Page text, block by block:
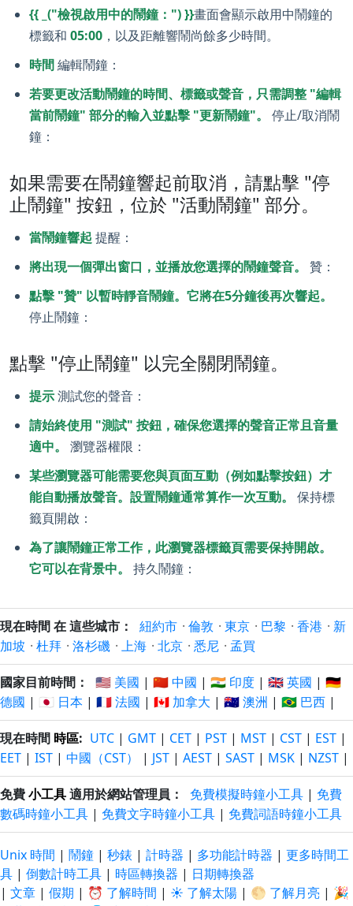
{{ _("檢視啟用中的鬧鐘：") }}畫面會顯示啟用中鬧鐘的
標籤和 05:00 ，以及距離響鬧尚餘多少時間。
時間編輯鬧鐘：
若要更改活動鬧鐘的時間、標籤或聲音，只需調整 "編輯
當前鬧鐘" 部分的輸入並點擊 "更新鬧鐘"。
停止/取消鬧
鐘：
如果需要在鬧鐘響起前取消，請點擊 "停
止鬧鐘" 按鈕，位於 "活動鬧鐘" 部分。
當鬧鐘響起 提醒：
將出現一個彈出窗口，並播放您選擇的鬧鐘聲音。
贊：
點擊 "贊" 以暫時靜音鬧鐘。它將在5分鐘後再次響起。
停止鬧鐘：
點擊 "停止鬧鐘" 以完全關閉鬧鐘。
提示測試您的聲音：
請始終使用 "測試" 按鈕，確保您選擇的聲音正常且音量
適中。
瀏覽器權限：
某些瀏覽器可能需要您與頁面互動（例如點擊按鈕）才
能自動播放聲音。設置鬧鐘通常算作一次互動。
保持標
籤頁開啟：
為了讓鬧鐘正常工作，此瀏覽器標籤頁需要保持開啟。
它可以在背景中。
持久鬧鐘：
現在時間 在 這些城市： 紐約市 · 倫敦 · 東京 · 巴黎 · 香港 · 新
加坡 · 杜拜 · 洛杉磯 · 上海 · 北京 · 悉尼 · 孟買
國家目前時間： 🇺🇸 美國 | 🇨🇳 中國 | 🇮🇳 印度 | 🇬🇧 英國 | 🇩🇪
德國 | 🇯🇵 日本 | 🇫🇷 法國 | 🇨🇦 加拿大 | 🇦🇺 澳洲 | 🇧🇷 巴西 |
現在時間 時區: UTC | GMT | CET | PST | MST | CST | EST |
EET | IST | 中國（CST） | JST | AEST | SAST | MSK | NZST |
免費小工具適用於網站管理員： 免費模擬時鐘小工具 | 免費
數碼時鐘小工具 | 免費文字時鐘小工具 | 免費詞語時鐘小工具
Unix 時間 | 鬧鐘 | 秒錶 | 計時器 | 多功能計時器 | 更多時間工
具 | 倒數計時工具 | 時區轉換器 | 日期轉換器
| 文章 | 假期 | ⏰ 了解時間 | ☀️ 了解太陽 | 🌕 了解月亮 | 🎉